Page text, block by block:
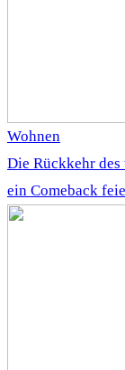
Wohnen
Die Rückkehr
ein Comeback